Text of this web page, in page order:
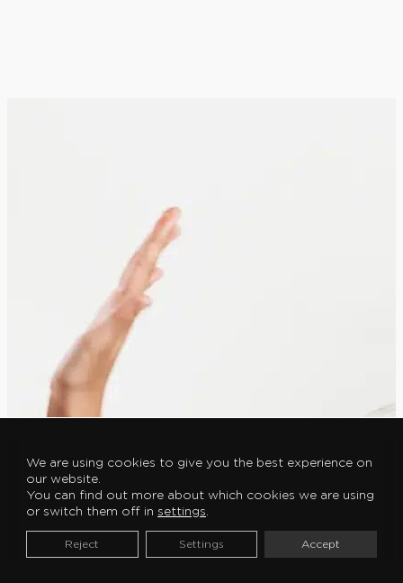
We are using cookies to give you the best experience on
our website.
You can find out more about which cookies we are using
or switch them off in settings
Accept
Reject Settings